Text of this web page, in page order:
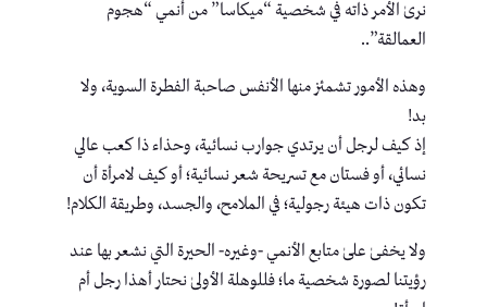
نرىٰ الأمر ذاته في شخصية “ميكاسا” من أنمي “هجوم
العمالقة”..
وهذه الأمور تشمئز منها الأنفس صاحبة الفطرة السوية، ولا
بد!
إذ كيف لرجل أن يرتدي جوارب نسائية، وحذاء ذا كعب عالي
نسائي، أو فستان مع تسريحة شعر نسائية؛ أو كيف لامرأة أن
تكون ذات هيئة رجولية؛ في الملامح، والجسد، وطريقة الكلام!
ولا يخفىٰ علىٰ متابع الأنمي -وغيره- الحيرة التي نشعر بها عند
رؤيتنا لصورة شخصية ما؛ فللوهلة الأولىٰ نحتار أهذا رجل أم